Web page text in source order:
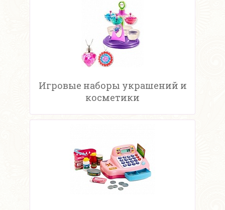
Игровые наборы украшений и
косметики